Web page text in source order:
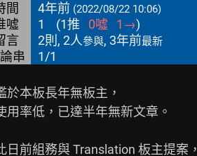
間 4年前 (2022/08/22 10:06)
噓 1 (1推 0噓 1 →)
言
2則, 2人參與, 3年前最新
串 1/1
於本板長年無板主，
用率低，已達半年無新文章。
日前組務與 Translation 板主提案，